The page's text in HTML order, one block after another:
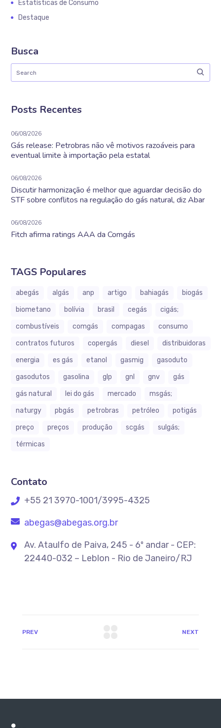
Estatísticas de Consumo
Destaque
Busca
Posts Recentes
06/08/2026
Gás release: Petrobras não vê motivos razoáveis para
eventual limite à importação pela estatal
06/08/2026
Discutir harmonização é melhor que aguardar decisão do
STF sobre conflitos na regulação do gás natural, diz Abar
06/08/2026
Fitch afirma ratings AAA da Comgás
TAGS Populares
abegás algás anp artigo bahiagás
biogás
biometano
bolívia brasil cegás
cigás;
combustíveis
comgás compagas
consumo
contratos futuros
copergás diesel
distribuidoras
energia
es gás etanol gasmig
gasoduto
gasodutos
gasolina glp gnl gnv
gás
gás natural
lei do gás mercado
msgás;
naturgy
pbgás petrobras petróleo
potigás
preço
preços produção scgás
sulgás;
térmicas
Contato
+55 21 3970-1001/3995-4325
abegas@abegas.org.br
Av. Ataulfo de Paiva, 245 - 6º andar - CEP:
22440-032 – Leblon - Rio de Janeiro/RJ
PREV NEXT